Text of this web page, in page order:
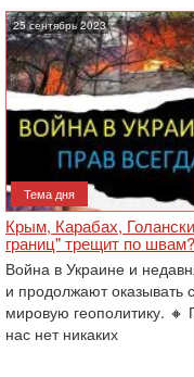
25 сентябрь 2023
Тема дня
Крым, Карабах,
границ" трещит по швам?
Война в Украине и
и продолжают оказывать
мировую геополитику.
нас нет никаких